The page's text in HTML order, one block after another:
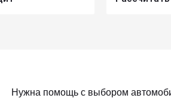
Нужна помощь с выбором